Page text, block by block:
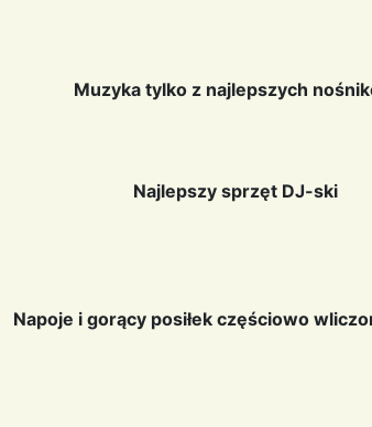
Muzyka tylko z najlepszych
Najlepszy sprzęt DJ-ski
Napoje i gorący posiłek częściowo